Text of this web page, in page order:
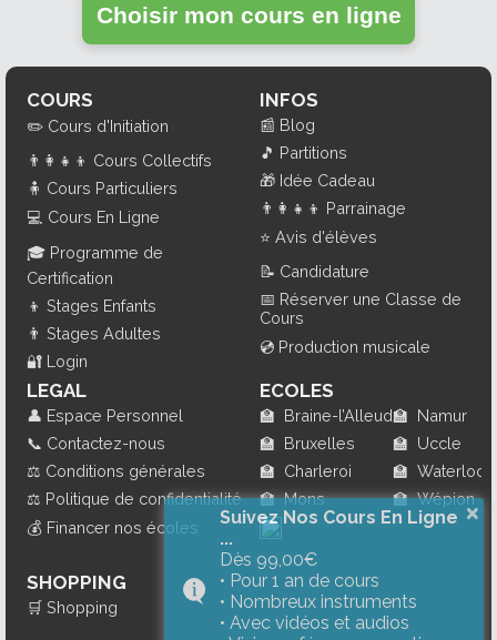
Choisir mon cours en ligne
COURS
✏️ Cours d'Initiation
👨‍👩‍👧‍👦 Cours Collectifs
🧍 Cours Particuliers
💻 Cours En Ligne
🎓 Programme de
Certification
👦 Stages Enfants
👨 Stages Adultes
🔐 Login
INFOS
📰 Blog
🎵 Partitions
🎁 Idée Cadeau
👨‍👩‍👧‍👦 Parrainage
⭐ Avis d'élèves
📝 Candidature
📅 Réserver une Classe de
Cours
💿 Production musicale
LEGAL
👤 Espace Personnel
📞 Contactez-nous
⚖️ Conditions générales
⚖️ Politique de confidentialité
💰 Financer nos écoles
SHOPPING
🛒 Shopping
ECOLES
🏫 Braine-l’Alleud
🏫 Bruxelles
🏫 Charleroi
🏫 Mons
🏫 Namur
🏫 Uccle
🏫 Waterloo
🏫 Wépion
×
Suivez Nos Cours En Ligne
...
Dès 99,00€
• Pour 1 an de cours
• Nombreux instruments
• Avec vidéos et audios